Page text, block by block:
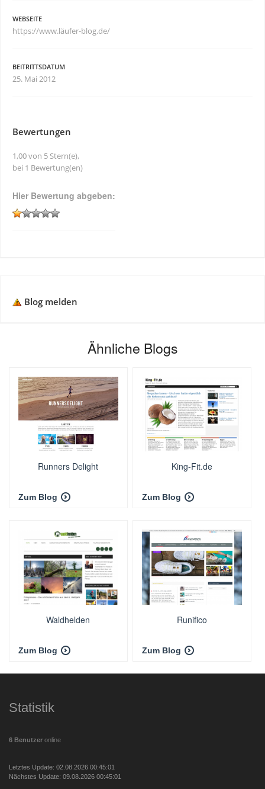
WEBSEITE
https://www.läufer-blog.de/
BEITRITTSDATUM
25. Mai 2012
Bewertungen
1,00 von 5 Stern(e),
bei 1 Bewertung(en)
Hier Bewertung abgeben:
Blog melden
Ähnliche Blogs
Runners Delight
Zum Blog
King-Fit.de
Zum Blog
Waldhelden
Zum Blog
Runifico
Zum Blog
Statistik
6 Benutzer online
Letztes Update: 02.08.2026 00:45:01
Nächstes Update: 09.08.2026 00:45:01